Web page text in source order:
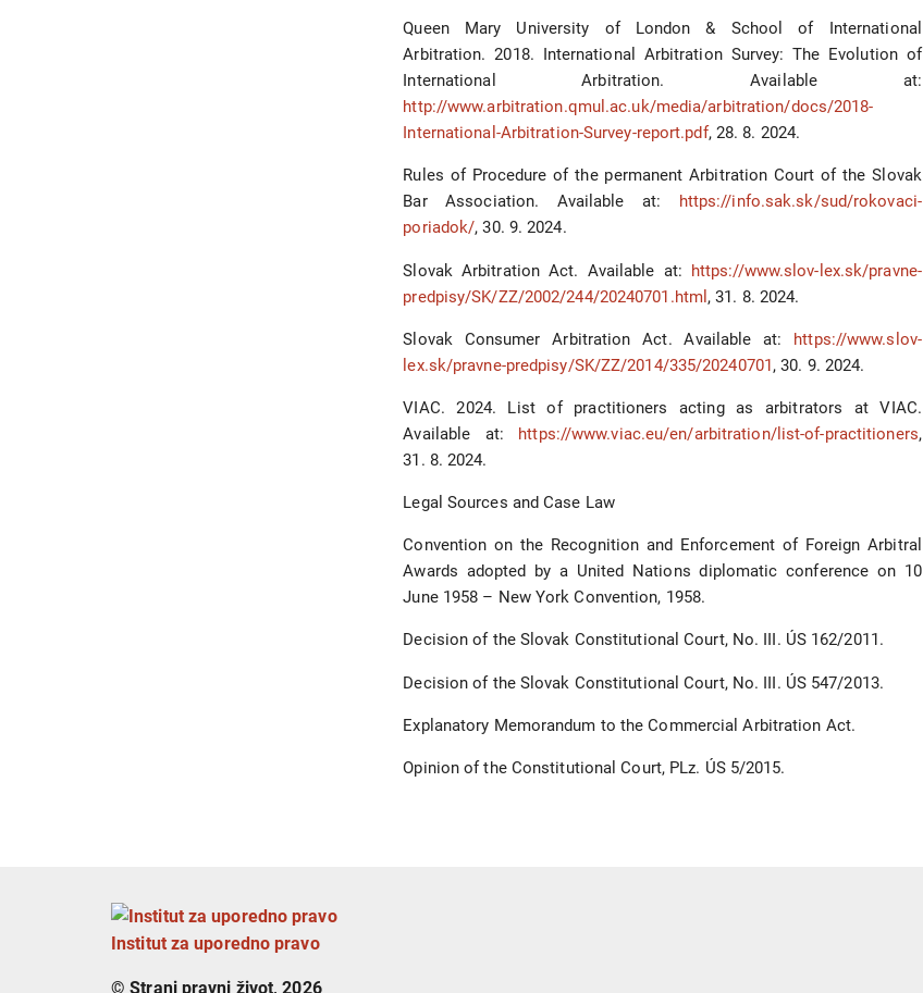
Queen Mary University of London & School of International
Arbitration. 2018. International Arbitration Survey: The Evolution of
International Arbitration. Available at:
http://www.arbitration.qmul.ac.uk/media/arbitration/docs/2018-
International-Arbitration-Survey-report.pdf, 28. 8. 2024.
Rules of Procedure of the permanent Arbitration Court of the Slovak
Bar Association. Available at:
https://info.sak.sk/sud/rokovaci-
poriadok/, 30. 9. 2024.
Slovak Arbitration Act. Available at: https://www.slov-lex.sk/pravne-
predpisy/SK/ZZ/2002/244/20240701.html , 31. 8. 2024.
Slovak Consumer Arbitration Act. Available at: https://www.slov-
lex.sk/pravne-predpisy/SK/ZZ/2014/335/20240701, 30. 9. 2024.
VIAC. 2024. List of practitioners acting as arbitrators at VIAC.
Available at: https://www.viac.eu/en/arbitration/list-of-practitioners,
31. 8. 2024.
Legal Sources and Case Law
Convention on the Recognition and Enforcement of Foreign Arbitral
Awards adopted by a United Nations diplomatic conference on 10
June 1958 – New York Convention, 1958.
Decision of the Slovak Constitutional Court, No. III. ÚS 162/2011.
Decision of the Slovak Constitutional Court, No. III. ÚS 547/2013.
Explanatory Memorandum to the Commercial Arbitration Act.
Opinion of the Constitutional Court, PLz. ÚS 5/2015.
Institut za uporedno pravo
© Strani pravni život, 2026